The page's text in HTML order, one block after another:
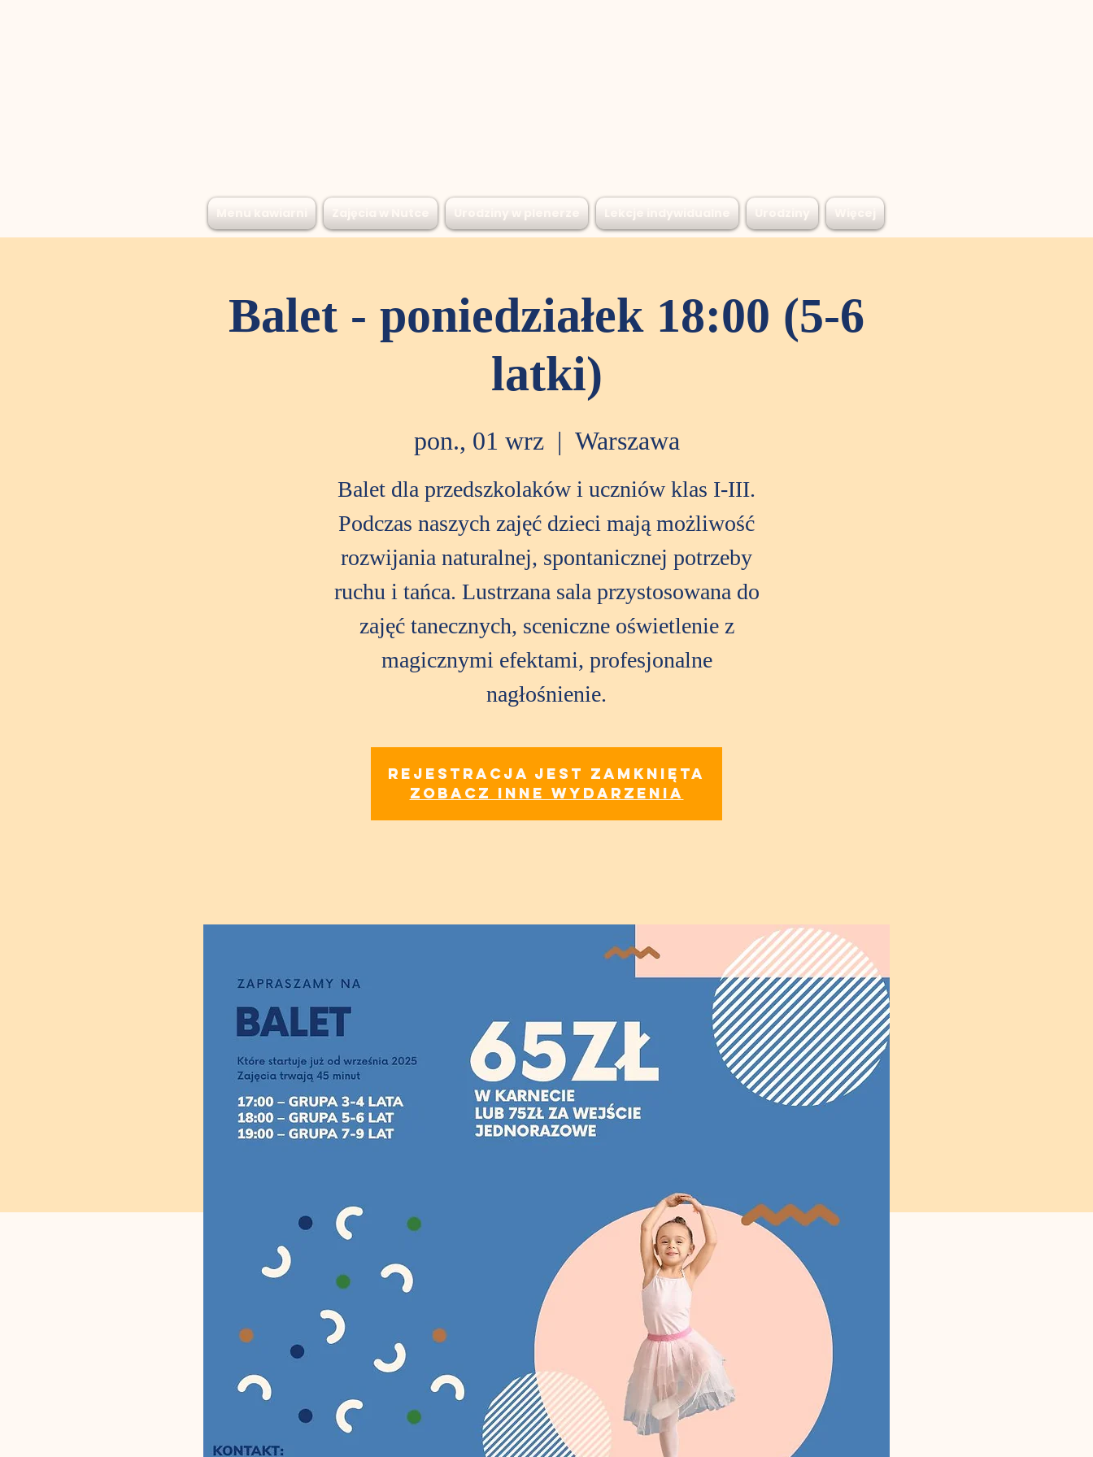
Balet - poniedziałek 18:00 (5-6
latki)
pon., 01 wrz
  |
Warszawa
Balet dla przedszkolaków i uczniów klas I-III.
Podczas naszych zajęć dzieci mają możliwość
rozwijania naturalnej, spontanicznej potrzeby
ruchu i tańca. Lustrzana sala przystosowana do
zajęć tanecznych, sceniczne oświetlenie z
magicznymi efektami, profesjonalne
nagłośnienie.
Rejestracja jest zamknięta
Zobacz inne wydarzenia